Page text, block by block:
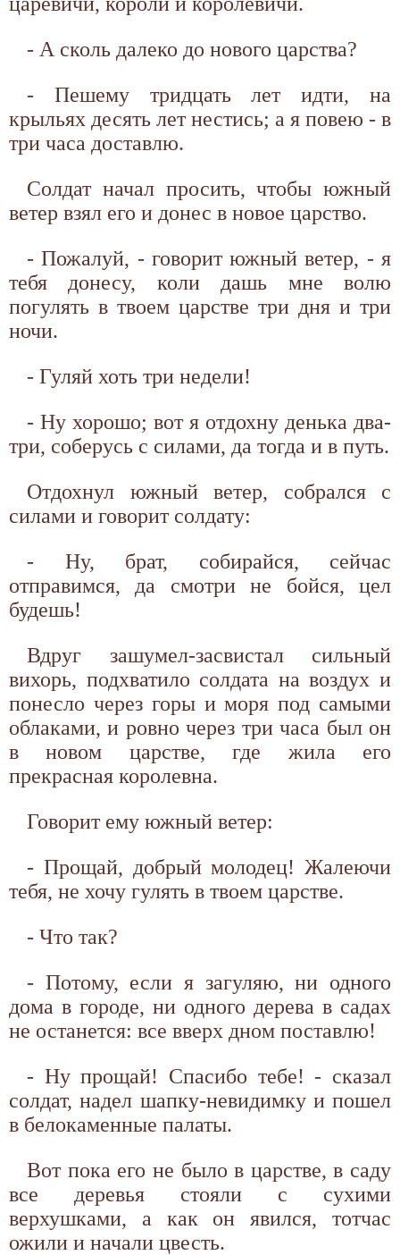
- А сколь далеко до нового царства?
- Пешему тридцать лет идти, на
крыльях десять лет нестись; а я повею - в
три часа доставлю.
Солдат начал просить, чтобы южный
ветер взял его и донес в новое царство.
- Пожалуй, - говорит южный ветер, - я
тебя донесу, коли дашь мне волю
погулять в твоем царстве три дня и три
ночи.
- Гуляй хоть три недели!
- Ну хорошо; вот я отдохну денька два-
три, соберусь с силами, да тогда и в путь.
Отдохнул южный ветер, собрался с
силами и говорит солдату:
- Ну, брат, собирайся, сейчас
отправимся, да смотри не бойся, цел
будешь!
Вдруг зашумел-засвистал сильный
вихорь, подхватило солдата на воздух и
понесло через горы и моря под самыми
облаками, и ровно через три часа был он
в новом царстве, где жила его
прекрасная королевна.
Говорит ему южный ветер:
- Прощай, добрый молодец! Жалеючи
тебя, не хочу гулять в твоем царстве.
- Что так?
- Потому, если я загуляю, ни одного
дома в городе, ни одного дерева в садах
не останется: все вверх дном поставлю!
- Ну прощай! Спасибо тебе! - сказал
солдат, надел шапку-невидимку и пошел
в белокаменные палаты.
Вот пока его не было в царстве, в саду
все деревья стояли с сухими
верхушками, а как он явился, тотчас
ожили и начали цвесть.